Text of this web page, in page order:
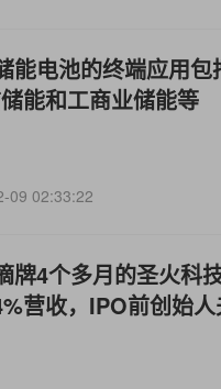
能电池的终端应用
能和工商业储能等
09 02:33:22
牌4个多月的圣火科
营收，IPO前创始